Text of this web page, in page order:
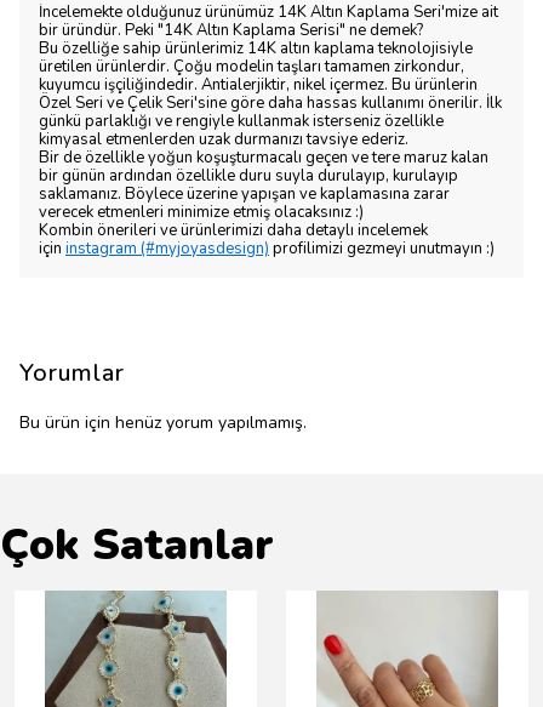
İncelemekte olduğunuz ürünümüz 14K Altın Kaplama Seri'mize ait
bir üründür. Peki "14K Altın Kaplama Serisi" ne demek?
Bu özelliğe sahip ürünlerimiz 14K altın kaplama teknolojisiyle
üretilen ürünlerdir. Çoğu modelin taşları tamamen zirkondur,
kuyumcu işçiliğindedir. Antialerjiktir, nikel içermez. Bu ürünlerin
Özel Seri ve Çelik Seri'sine göre daha hassas kullanımı önerilir. İlk
günkü parlaklığı ve rengiyle kullanmak isterseniz özellikle
kimyasal etmenlerden uzak durmanızı tavsiye ederiz.
Bir de özellikle yoğun koşuşturmacalı geçen ve tere maruz kalan
bir günün ardından özellikle duru suyla durulayıp, kurulayıp
saklamanız. Böylece üzerine yapışan ve kaplamasına zarar
verecek etmenleri minimize etmiş olacaksınız :)
Kombin önerileri ve ürünlerimizi daha detaylı incelemek
için instagram (#myjoyasdesign) profilimizi gezmeyi unutmayın :)
Yorumlar
Bu ürün için henüz yorum yapılmamış.
Çok Satanlar